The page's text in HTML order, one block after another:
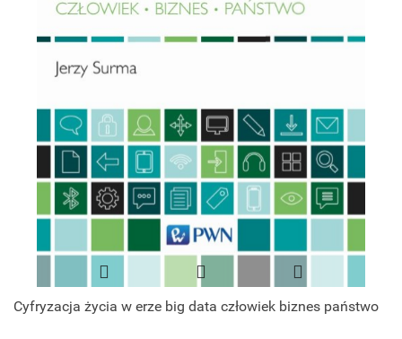
Cyfryzacja życia w erze big data człowiek biznes państwo